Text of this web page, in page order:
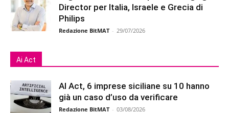
Director per Italia, Israele e Grecia di
Philips
Redazione BitMAT - 29/07/2026
Ai Act
AI Act, 6 imprese siciliane su 10 hanno
già un caso d’uso da verificare
Redazione BitMAT - 03/08/2026